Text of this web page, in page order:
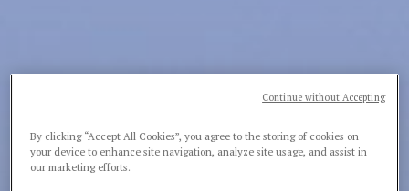
By clicking “Accept All Cookies”, you agree to the storing of cookies on
your device to enhance site navigation, analyze site usage, and assist in
our marketing efforts.
Continue without Accepting